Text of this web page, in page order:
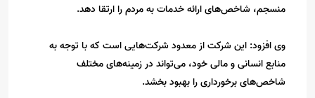
منسجم، شاخص‌های ارائه خدمات به مردم را ارتقا دهد.
وی افزود: این شرکت از معدود شرکت‌هایی است که با توجه به
منابع انسانی و مالی خود، می‌تواند در زمینه‌های مختلف
شاخص‌های برخورداری را بهبود بخشد.